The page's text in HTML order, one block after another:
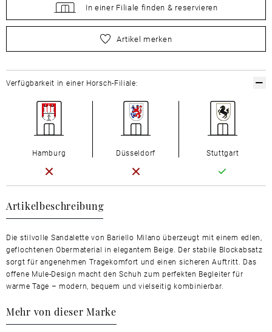
In einer Filiale finden & reservieren
wählen Sie zuerst Ihre Größe aus
Artikel merken
Artikelbeschreibung
Die stilvolle Sandalette von Bariello Milano überzeugt mit einem edlen,
geflochtenen Obermaterial in elegantem Beige. Der stabile Blockabsatz
sorgt für angenehmen Tragekomfort und einen sicheren Auftritt. Das
offene Mule-Design macht den Schuh zum perfekten Begleiter für
warme Tage – modern, bequem und vielseitig kombinierbar.
Mehr von dieser Marke
Verfügbarkeit in einer Horsch-Filiale:
Hamburg Düsseldorf Stuttgart